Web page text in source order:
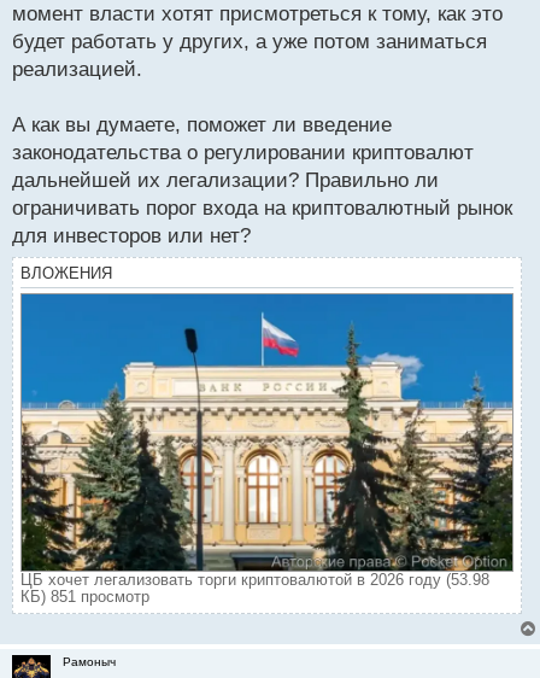
момент власти хотят присмотреться к тому, как это
будет работать у других, а уже потом заниматься
реализацией.
А как вы думаете, поможет ли введение
законодательства о регулировании криптовалют
дальнейшей их легализации? Правильно ли
ограничивать порог входа на криптовалютный рынок
для инвесторов или нет?
ВЛОЖЕНИЯ
ЦБ хочет легализовать торги криптовалютой в 2026 году (53.98
КБ) 851 просмотр
Рамоныч